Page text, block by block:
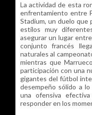
La actividad de esta
enfrentamiento entre
Stadium, un duelo que
estilos muy
asegurar un lugar
conjunto francés
naturales al
mientras que
participación con una
gigantes del fútbol
desempeño sólido a
una ofensiva
responder en los